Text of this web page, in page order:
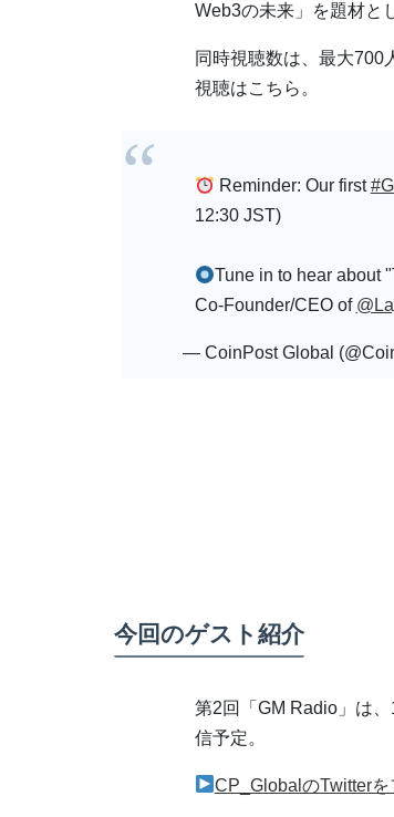
Web3の未来」を題材と
同時視聴数は、最大700
視聴はこちら。
Reminder: Our first
12:30 JST)
Tune in to hear about
Co-Founder/CEO of
— CoinPost Global
今回のゲスト紹介
第2回「GM Radio」は
信予定。
CP_GlobalのTwitterを